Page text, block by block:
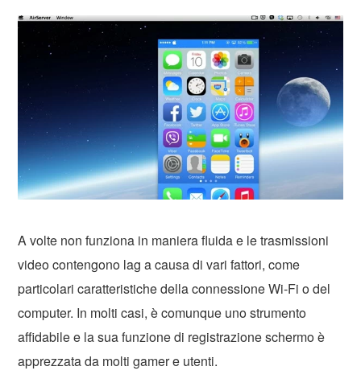
A volte non funziona in maniera fluida e le trasmissioni
video contengono lag a causa di vari fattori, come
particolari caratteristiche della connessione Wi-Fi o del
computer. In molti casi, è comunque uno strumento
affidabile e la sua funzione di registrazione schermo è
apprezzata da molti gamer e utenti.